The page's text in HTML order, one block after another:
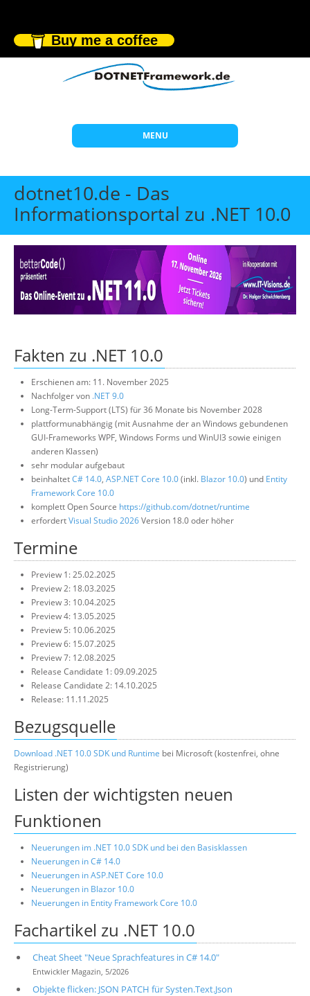
Buy me a coffee
MENU
Start
Themen
Individuelle Schulungen
Offene Seminare
Wissen
Suche
dotnet10.de - Das
Informationsportal zu .NET 10.0
Fakten zu .NET 10.0
Erschienen am: 11. November 2025
Nachfolger von .NET 9.0
Long-Term-Support (LTS) für 36 Monate bis November 2028
plattformunabhängig (mit Ausnahme der an Windows gebundenen
GUI-Frameworks WPF, Windows Forms und WinUI3 sowie einigen
anderen Klassen)
sehr modular aufgebaut
beinhaltetC# 14.0, ASP.NET Core 10.0(inkl. Blazor 10.0) und Entity
Framework Core 10.0
komplett Open Source https://github.com/dotnet/runtime
erfordertVisual Studio 2026Version 18.0 oder höher
Termine
Preview 1: 25.02.2025
Preview 2: 18.03.2025
Preview 3: 10.04.2025
Preview 4: 13.05.2025
Preview 5: 10.06.2025
Preview 6: 15.07.2025
Preview 7: 12.08.2025
Release Candidate 1: 09.09.2025
Release Candidate 2: 14.10.2025
Release: 11.11.2025
Bezugsquelle
Download .NET 10.0 SDK und Runtime bei Microsoft (kostenfrei, ohne
Registrierung)
Listen der wichtigsten neuen
Funktionen
Neuerungen im .NET 10.0 SDK und bei den Basisklassen
Neuerungen in C# 14.0
Neuerungen in ASP.NET Core 10.0
Neuerungen in Blazor 10.0
Neuerungen in Entity Framework Core 10.0
Fachartikel zu .NET 10.0
Cheat Sheet "Neue Sprachfeatures in C# 14.0"
Entwickler Magazin, 5/2026
Objekte flicken: JSON PATCH für Systen.Text.Json